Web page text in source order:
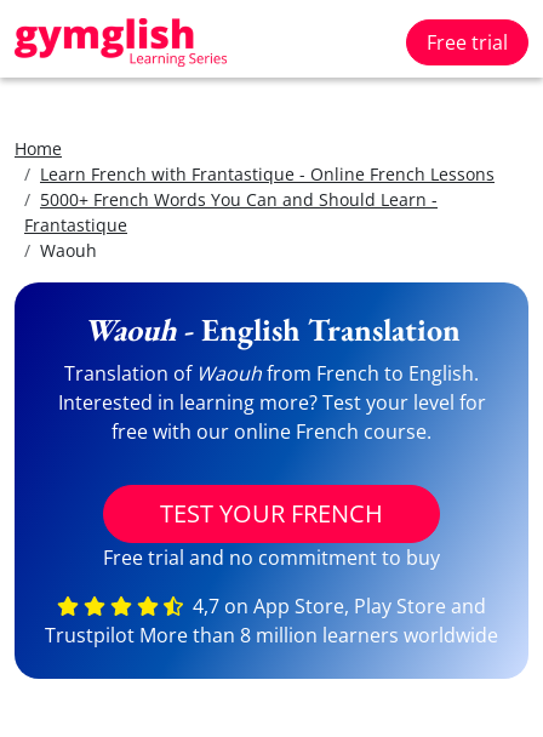
Free trial
Home
Learn French with Frantastique - Online French Lessons
5000+ French Words You Can and Should Learn -
Frantastique
Waouh
Waouh- English Translation
Translation of Waouhfrom French to English.
Interested in learning more? Test your level for
free with our online French course.
TEST YOUR FRENCH
Free trial and no commitment to buy
4,7 on App Store, Play Store and
Trustpilot More than 8 million learners worldwide